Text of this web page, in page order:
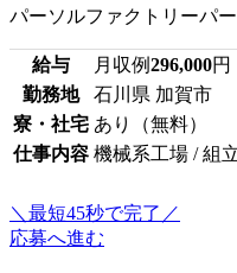
パーソルファクトリーパ
給与 月収例296,000円
勤務地
石川県 加賀市
寮・社宅 あり（無料）
仕事内容 機械系工場 / 組
＼最短45秒で完了／
応募へ進む